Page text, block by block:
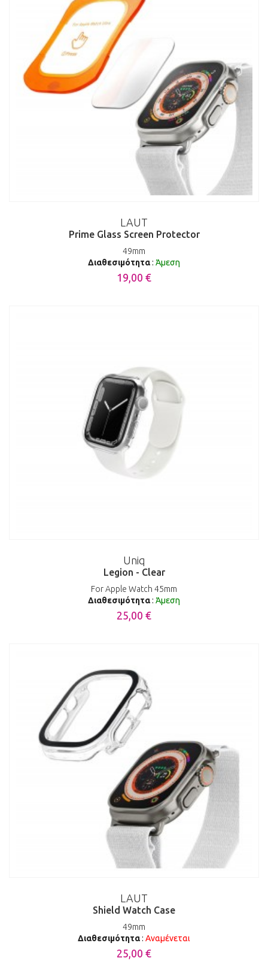
LAUT
Prime Glass Screen Protector
49mm
Διαθεσιμότητα: Άμεση
19,00 €
Uniq
Legion - Clear
For Apple Watch 45mm
Διαθεσιμότητα: Άμεση
25,00 €
LAUT
Shield Watch Case
49mm
Διαθεσιμότητα: Αναμένεται
25,00 €